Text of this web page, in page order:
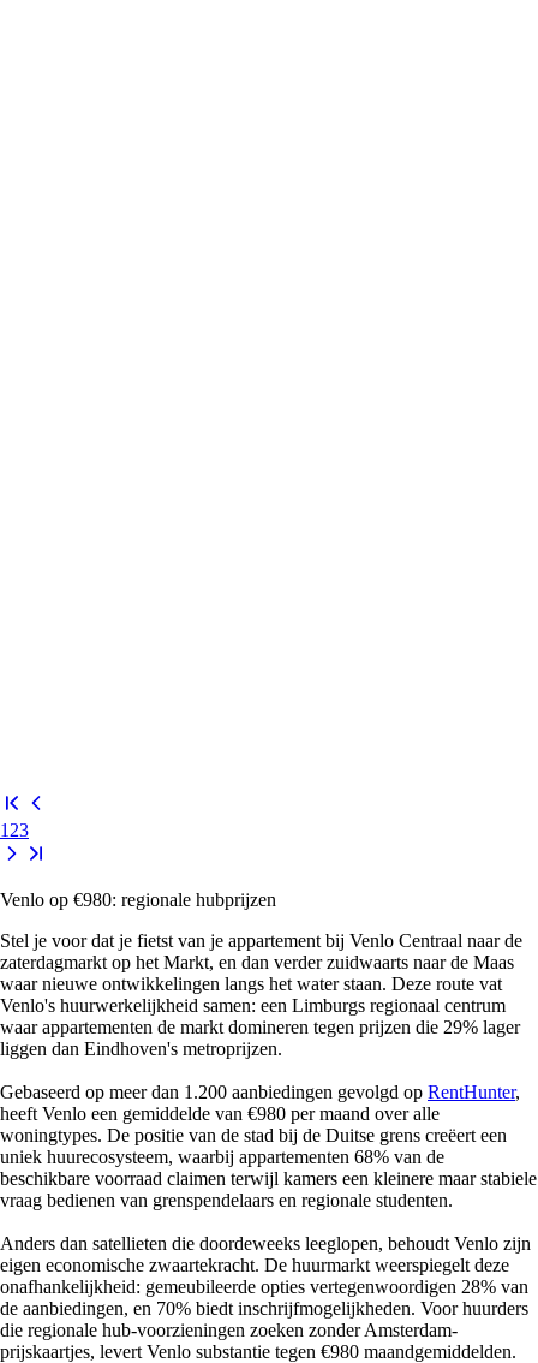
1 23
Venlo op €980: regionale hubprijzen
Stel je voor dat je fietst van je appartement bij Venlo Centraal naar de
zaterdagmarkt op het Markt, en dan verder zuidwaarts naar de Maas
waar nieuwe ontwikkelingen langs het water staan. Deze route vat
Venlo's huurwerkelijkheid samen: een Limburgs regionaal centrum
waar appartementen de markt domineren tegen prijzen die 29% lager
liggen dan Eindhoven's metroprijzen.
Gebaseerd op meer dan 1.200 aanbiedingen gevolgd op RentHunter,
heeft Venlo een gemiddelde van €980 per maand over alle
woningtypes. De positie van de stad bij de Duitse grens creëert een
uniek huurecosysteem, waarbij appartementen 68% van de
beschikbare voorraad claimen terwijl kamers een kleinere maar stabiele
vraag bedienen van grenspendelaars en regionale studenten.
Anders dan satellieten die doordeweeks leeglopen, behoudt Venlo zijn
eigen economische zwaartekracht. De huurmarkt weerspiegelt deze
onafhankelijkheid: gemeubileerde opties vertegenwoordigen 28% van
de aanbiedingen, en 70% biedt inschrijfmogelijkheden. Voor huurders
die regionale hub-voorzieningen zoeken zonder Amsterdam-
prijskaartjes, levert Venlo substantie tegen €980 maandgemiddelden.